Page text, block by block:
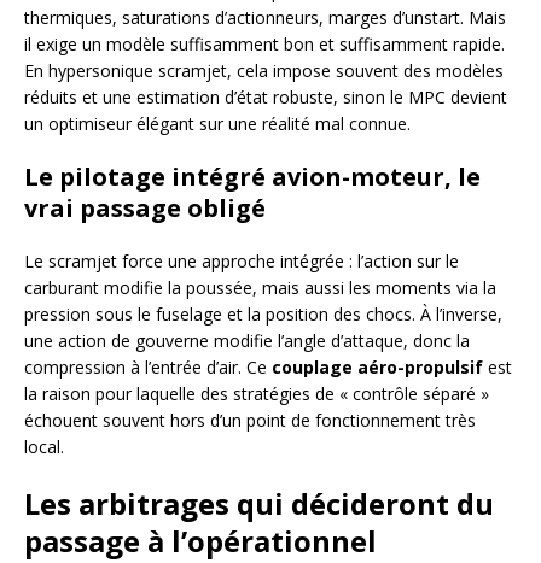
thermiques, saturations d’actionneurs, marges d’unstart. Mais
il exige un modèle suffisamment bon et suffisamment rapide.
En hypersonique scramjet, cela impose souvent des modèles
réduits et une estimation d’état robuste, sinon le MPC devient
un optimiseur élégant sur une réalité mal connue.
Le pilotage intégré avion-moteur, le
vrai passage obligé
Le scramjet force une approche intégrée : l’action sur le
carburant modifie la poussée, mais aussi les moments via la
pression sous le fuselage et la position des chocs. À l’inverse,
une action de gouverne modifie l’angle d’attaque, donc la
compression à l’entrée d’air. Ce couplage aéro-propulsif est
la raison pour laquelle des stratégies de « contrôle séparé »
échouent souvent hors d’un point de fonctionnement très
local.
Les arbitrages qui décideront du
passage à l’opérationnel